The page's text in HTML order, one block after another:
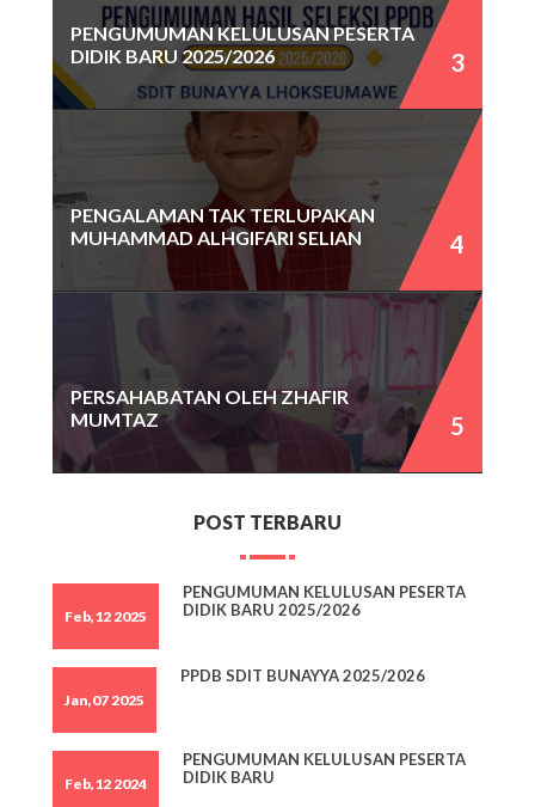
PENGUMUMAN KELULUSAN PESERTA
DIDIK BARU 2025/2026
PENGALAMAN TAK TERLUPAKAN
MUHAMMAD ALHGIFARI SELIAN
PERSAHABATAN OLEH ZHAFIR
MUMTAZ
POST TERBARU
Feb,12 2025
PENGUMUMAN KELULUSAN PESERTA
DIDIK BARU 2025/2026
Jan,07 2025
PPDB SDIT BUNAYYA 2025/2026
Feb,12 2024
PENGUMUMAN KELULUSAN PESERTA
DIDIK BARU